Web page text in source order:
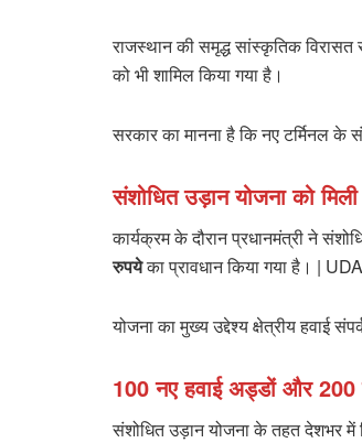
राजस्थान की समृद्ध सांस्कृतिक
को भी शामिल किया गया है।
सरकार का मानना है कि नए टर्मिनल के
संशोधित उड़ान योजना को
कार्यक्रम के दौरान प्रधानमंत्री ने
रुपयेका प्रावधान किया गया है। |
योजना का मुख्य उद्देश्य क्षेत्रीय हवाई
100 नए हवाई अड्डों और
संशोधित उड़ान योजना के तहत देशभर में